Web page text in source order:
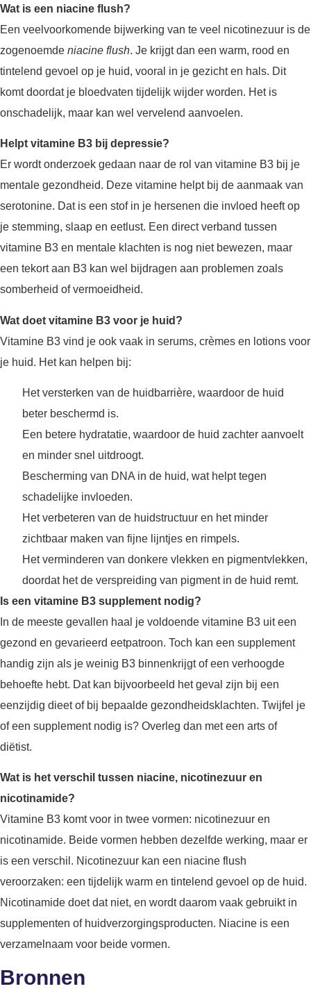
Wat is een niacine flush?
Een veelvoorkomende bijwerking van te veel nicotinezuur is de
zogenoemde niacine flush. Je krijgt dan een warm, rood en
tintelend gevoel op je huid, vooral in je gezicht en hals. Dit
komt doordat je bloedvaten tijdelijk wijder worden. Het is
onschadelijk, maar kan wel vervelend aanvoelen.
Helpt vitamine B3 bij depressie?
Er wordt onderzoek gedaan naar de rol van vitamine B3 bij je
mentale gezondheid. Deze vitamine helpt bij de aanmaak van
serotonine. Dat is een stof in je hersenen die invloed heeft op
je stemming, slaap en eetlust. Een direct verband tussen
vitamine B3 en mentale klachten is nog niet bewezen, maar
een tekort aan B3 kan wel bijdragen aan problemen zoals
somberheid of vermoeidheid.
Wat doet vitamine B3 voor je huid?
Vitamine B3 vind je ook vaak in serums, crèmes en lotions voor
je huid. Het kan helpen bij:
Het versterken van de huidbarrière, waardoor de huid
beter beschermd is.
Een betere hydratatie, waardoor de huid zachter aanvoelt
en minder snel uitdroogt.
Bescherming van DNA in de huid, wat helpt tegen
schadelijke invloeden.
Het verbeteren van de huidstructuur en het minder
zichtbaar maken van fijne lijntjes en rimpels.
Het verminderen van donkere vlekken en pigmentvlekken,
doordat het de verspreiding van pigment in de huid remt.
Is een vitamine B3 supplement nodig?
In de meeste gevallen haal je voldoende vitamine B3 uit een
gezond en gevarieerd eetpatroon. Toch kan een supplement
handig zijn als je weinig B3 binnenkrijgt of een verhoogde
behoefte hebt. Dat kan bijvoorbeeld het geval zijn bij een
eenzijdig dieet of bij bepaalde gezondheidsklachten. Twijfel je
of een supplement nodig is? Overleg dan met een arts of
diëtist.
Wat is het verschil tussen niacine, nicotinezuur en
nicotinamide?
Vitamine B3 komt voor in twee vormen: nicotinezuur en
nicotinamide. Beide vormen hebben dezelfde werking, maar er
is een verschil. Nicotinezuur kan een niacine flush
veroorzaken: een tijdelijk warm en tintelend gevoel op de huid.
Nicotinamide doet dat niet, en wordt daarom vaak gebruikt in
supplementen of huidverzorgingsproducten. Niacine is een
verzamelnaam voor beide vormen.
Bronnen